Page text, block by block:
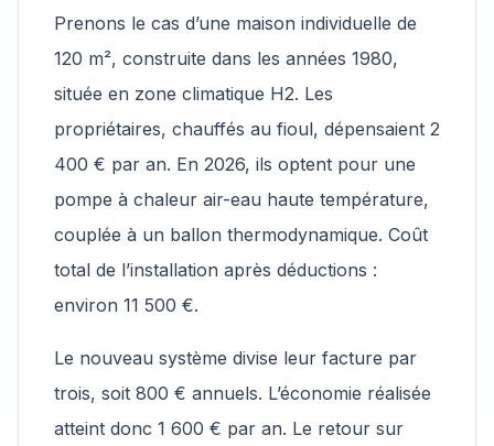
Prenons le cas d’une maison individuelle de
120 m², construite dans les années 1980,
située en zone climatique H2. Les
propriétaires, chauffés au fioul, dépensaient 2
400 € par an. En 2026, ils optent pour une
pompe à chaleur air-eau haute température,
couplée à un ballon thermodynamique. Coût
total de l’installation après déductions :
environ 11 500 €.
Le nouveau système divise leur facture par
trois, soit 800 € annuels. L’économie réalisée
atteint donc 1 600 € par an. Le retour sur